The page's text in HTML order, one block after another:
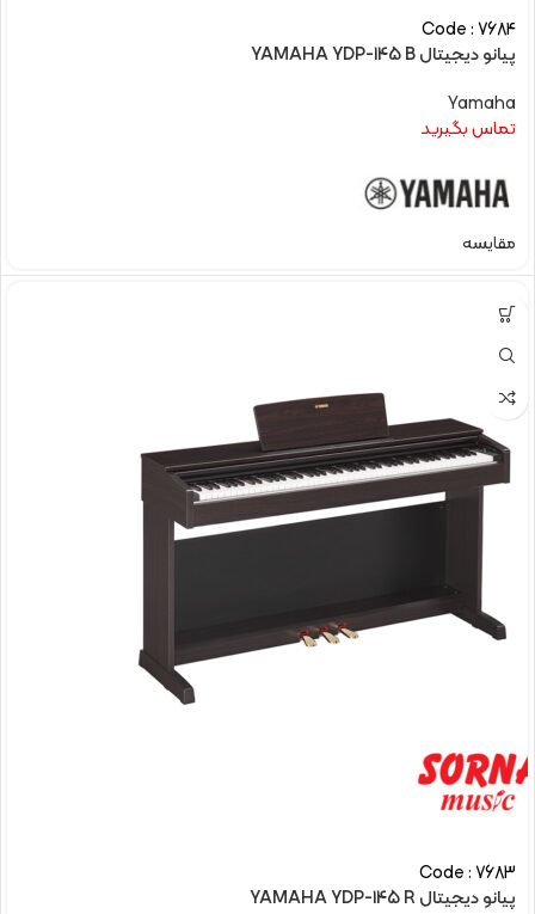
Code : 7684
پیانو دیجیتال YAMAHA YDP-145 B
Yamaha
تماس بگیرید
مقایسه
Code : 7683
پیانو دیجیتال YAMAHA YDP-145 R